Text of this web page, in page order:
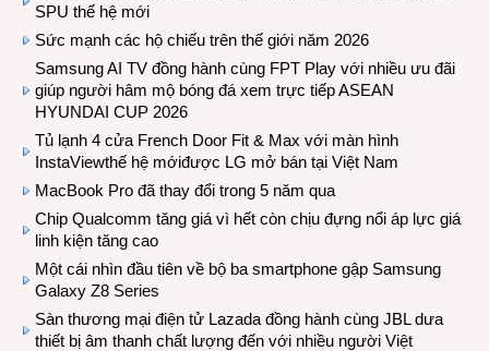
SPU thế hệ mới
Sức mạnh các hộ chiếu trên thế giới năm 2026
Samsung AI TV đồng hành cùng FPT Play với nhiều ưu đãi
giúp người hâm mộ bóng đá xem trực tiếp ASEAN
HYUNDAI CUP 2026
Tủ lạnh 4 cửa French Door Fit & Max với màn hình
InstaViewthế hệ mớiđược LG mở bán tại Việt Nam
MacBook Pro đã thay đổi trong 5 năm qua
Chip Qualcomm tăng giá vì hết còn chịu đựng nổi áp lực giá
linh kiện tăng cao
Một cái nhìn đầu tiên về bộ ba smartphone gập Samsung
Galaxy Z8 Series
Sàn thương mại điện tử Lazada đồng hành cùng JBL dưa
thiết bị âm thanh chất lượng đến với nhiều người Việt